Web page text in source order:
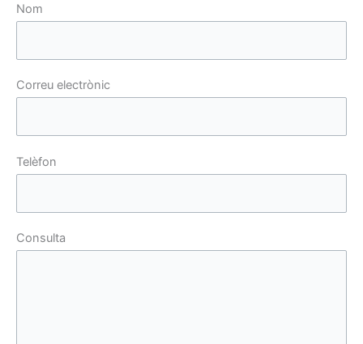
Nom
Correu electrònic
Telèfon
Consulta